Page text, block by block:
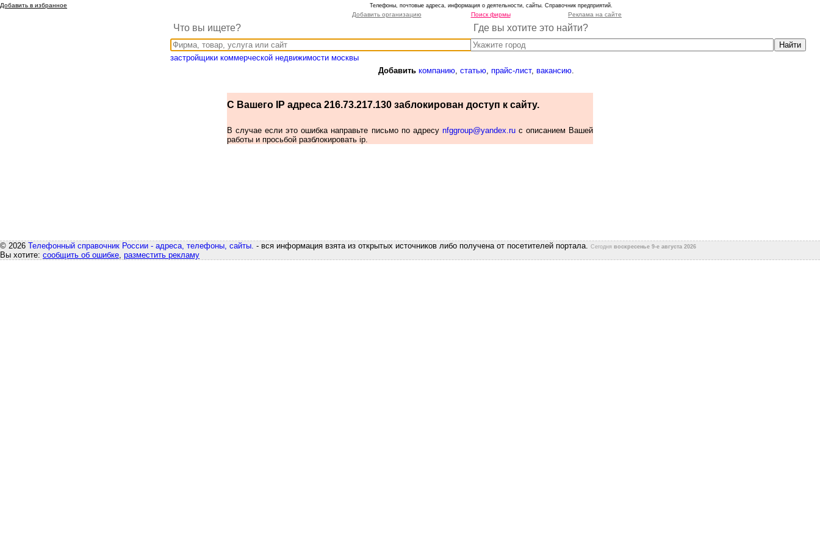
Добавить в избранное Телефоны, почтовые адреса, информация о деятельности, сайты. Справочник предприятий.
Добавить организацию Поиск фирмы Реклама на сайте
Что вы ищете? Где вы хотите это найти?
застройщики коммерческой недвижимости москвы
Добавить компанию, статью, прайс-лист, вакансию.
С Вашего IP адреса 216.73.217.130 заблокирован доступ к сайту.
В случае если это ошибка направьте письмо по адресу nfggroup@yandex.ruс описанием Вашей
работы и просьбой разблокировать ip.
© 2026 Телефонный справочник России - адреса, телефоны, сайты. - вся информация взята из открытых источников либо получена от посетителей портала. Сегодня воскресенье 9-е августа 2026
Вы хотите: сообщить об ошибке, разместить рекламу